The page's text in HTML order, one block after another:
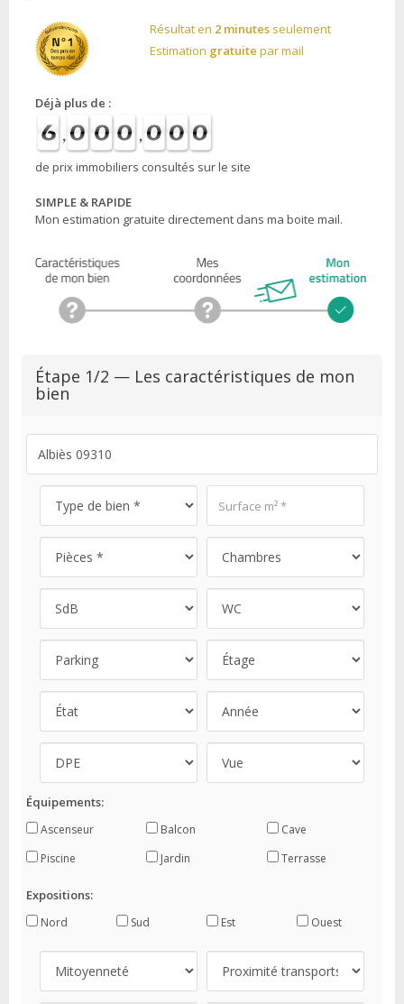
Résultat en 2 minutesseulement
Estimation gratuite par mail
Déjà plus de :
de prix immobiliers consultés sur le site
SIMPLE & RAPIDE
Mon estimation gratuite directement dans ma boite mail.
Étape 1/2 — Les caractéristiques de mon
bien
Équipements:
Ascenseur Balcon
Cave
Piscine
Jardin Terrasse
Expositions:
Nord Sud Est Ouest